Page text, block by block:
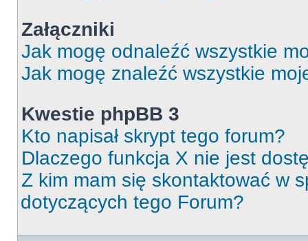
Załączniki
Jak mogę odnaleźć wszystkie
Jak mogę znaleźć wszystkie
Kwestie phpBB 3
Kto napisał skrypt tego forum?
Dlaczego funkcja X nie jest
Z kim mam się skontaktować w
dotyczących tego Forum?